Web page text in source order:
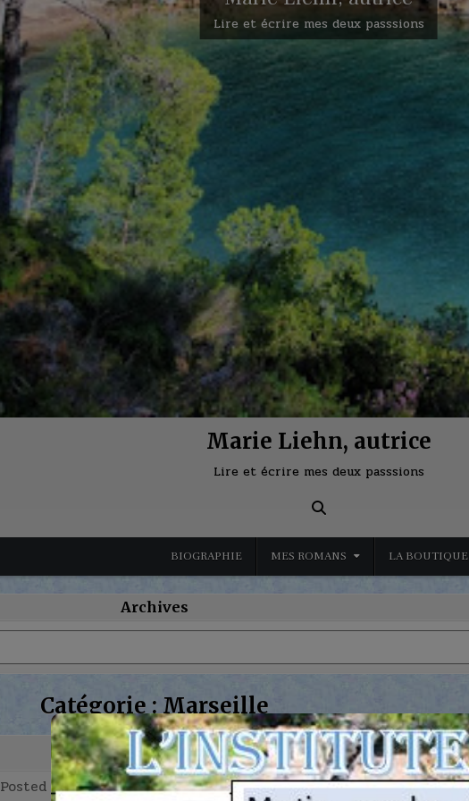
Lire et écrire mes deux passsions
Marie Liehn, autrice
Lire et écrire mes deux passsions
BIOGRAPHIE MES ROMANS LA BOUTIQUE
Archives
Catégorie : Marseille
Posted on14 juin 2025 0 Commentson